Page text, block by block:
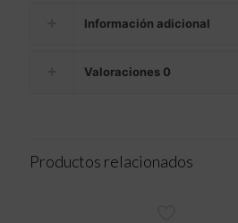
Información adicional
Valoraciones 0
Productos relacionados